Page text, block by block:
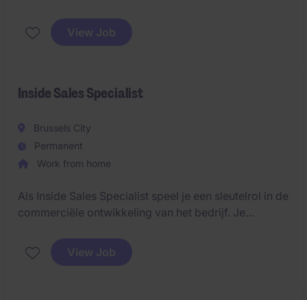
fonction clé combine développement commercial,
gestion de projets terrain et responsabilité sécurité
View Job
Inside Sales Specialist
Brussels City
Permanent
Work from home
Als Inside Sales Specialist speel je een sleutelrol in de
commerciële ontwikkeling van het bedrijf. Je
begeleidt hen tijdens hun overstap.
View Job